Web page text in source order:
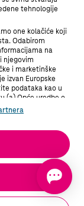
tehnologije
one kolačiće koji
Odabirom
na
njegovim
i marketinške
izvan Europske
podataka kao u
(a) Opće uredbe o
mogućnosti i u
privatnosti i na